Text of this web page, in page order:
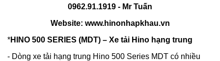
0962.91.1919 - Mr Tuấn
Website: www.hinonhapkhau.vn
*HINO 500 SERIES (MDT) – Xe tải Hino hạng trung
- Dòng xe tải hạng trung Hino 500 Series MDT có nhiều